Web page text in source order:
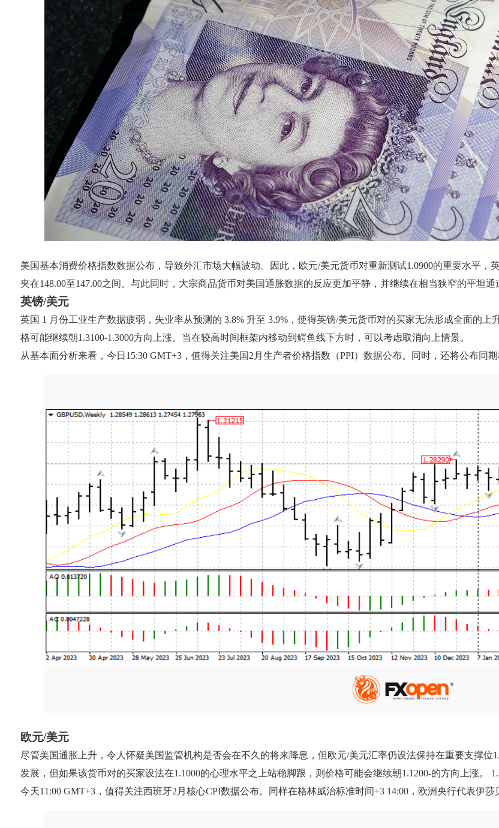
美国基本消费价格指数数据公布，导致外汇市场大幅波动。因此，欧元/美元货币对重新测试1.0900的重要水平，
夹在148.00至147.00之间。与此同时，大宗商品货币对美国通胀数据的反应更加平静，并继续在相当狭窄的平坦通
英镑/美元
英国 1 月份工业生产数据疲弱，失业率从预测的 3.8% 升至 3.9%，使得英镑/美元货币对的买家无法形成全面的上
格可能继续朝1.3100-1.3000方向上涨。当在较高时间框架内移动到鳄鱼线下方时，可以考虑取消向上情景。
从基本面分析来看，今日15:30 GMT+3，值得关注美国2月生产者价格指数（PPI）数据公布。同时，还将公布同期
欧元/美元
尽管美国通胀上升，令人怀疑美国监管机构是否会在不久的将来降息，但欧元/美元汇率仍设法保持在重要支撑
发展，但如果该货币对的买家设法在1.1000的心理水平之上站稳脚跟，则价格可能会继续朝1.1200-的方向上涨。
今天11:00 GMT+3，值得关注西班牙2月核心CPI数据公布。同样在格林威治标准时间+3 14:00，欧洲央行代表伊莎